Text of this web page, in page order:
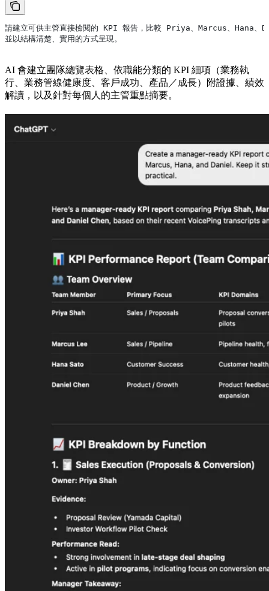
請建立可供主管直接檢閱的 KPI 報告，比較 Priya、Marcus、Hana、
並以結構清楚、實用的方式呈現。
AI 會建立團隊總覽表格、依職能分類的 KPI 細項（業務執
行、業務管線健康度、客戶成功、產品／成長）附證據、績效
解讀，以及針對每個人的主管重點摘要。